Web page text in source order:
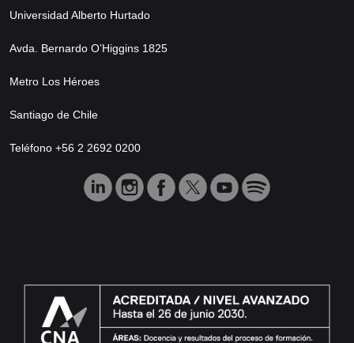
Universidad Alberto Hurtado
Avda. Bernardo O’Higgins 1825
Metro Los Héroes
Santiago de Chile
Teléfono +56 2 2692 0200